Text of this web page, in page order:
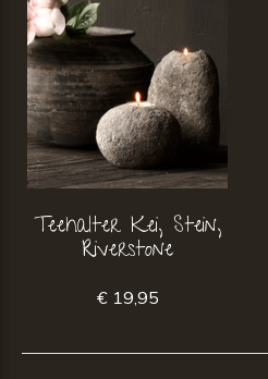
Teehalter Kei, Stein,
Riverstone
€ 19,95